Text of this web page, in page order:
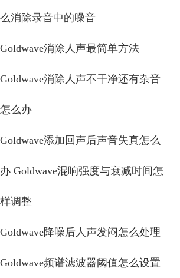
么消除录音中的噪音
Goldwave消除人声最简单方法
Goldwave消除人声不干净还有杂音
怎么办
Goldwave添加回声后声音失真怎么
办 Goldwave混响强度与衰减时间怎
样调整
Goldwave降噪后人声发闷怎么处理
Goldwave频谱滤波器阈值怎么设置